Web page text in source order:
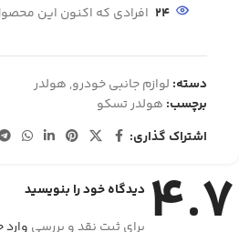
24 افرادی که اکنون این
دسته: لوازم جانبی خودرو, هولدر
برچسب: هولدر تسکو
اشتراک گذاری:
4.7 دیدگاه خود را بنویسید
برای ثبت نقد و بررسی